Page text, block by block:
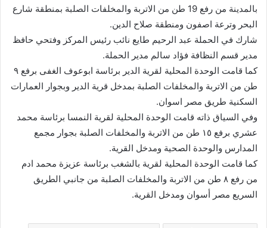
بالمدينة من رفع 19 طن من الاتربة والمخلفات الصلبة بمنطقة شارع
البحر وترعة اصفون ومنطقة صلاح الدين.
شارك في الحملة عبد الرحيم طايع نائب رئيس المركز وفتحي حافظ
مدير قسم النظافة فؤاد سالم مدير الحملة.
كما قامت الوحدة المحلية لقرية الدير برئاسة ابوعوف الغفى برفع ٩
طن من الاتربة والمخلفات الصلبة بمدخل قرية الدير وبجوار العمارات
السكنية طريق مصر اسوان.
وفي السياق ذاته قامت الوحدة المحلية لقرية النمسا برئاسة محمد
عشري برفع ١٥ طن من الاتربة والمخلفات الصلبة بجوار مجمع
المدارس والوحدة الصحية ومدخل القرية.
كما قامت الوحدة المحلية لقرية بالشغب برئاسة عزيزة محمد ادم
من رفع ٨ طن من الاتربة والمخلفات الصلبة من جانبي الطريق
السريع مصر أسوان ومدخل القرية.